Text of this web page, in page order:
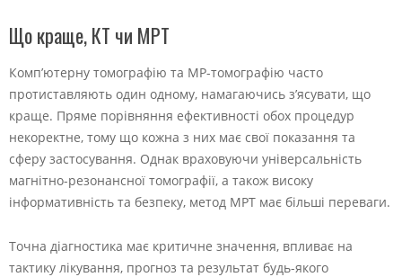
Що краще, КТ чи МРТ
Комп’ютерну томографію та МР-томографію часто
протиставляють один одному, намагаючись з’ясувати, що
краще. Пряме порівняння ефективності обох процедур
некоректне, тому що кожна з них має свої показання та
сферу застосування. Однак враховуючи універсальність
магнітно-резонансної томографії, а також високу
інформативність та безпеку, метод МРТ має більші переваги.
Точна діагностика має критичне значення, впливає на
тактику лікування, прогноз та результат будь-якого